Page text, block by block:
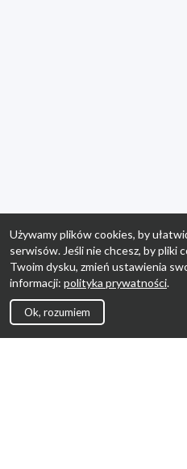
Używamy plików cookies, by
serwisów. Jeśli nie chcesz, by pliki
Twoim dysku, zmień ustawienia
informacji: polityka prywatności.
Ok, rozumiem